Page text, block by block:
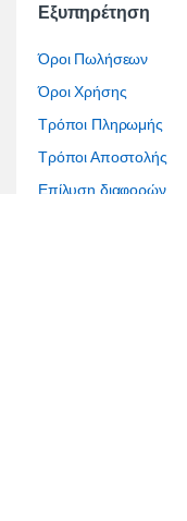
Εξυπηρέτηση
Όροι Πωλήσεων
Όροι Χρήσης
Τρόποι Πληρωμής
Τρόποι Αποστολής
Επίλυση διαφορών